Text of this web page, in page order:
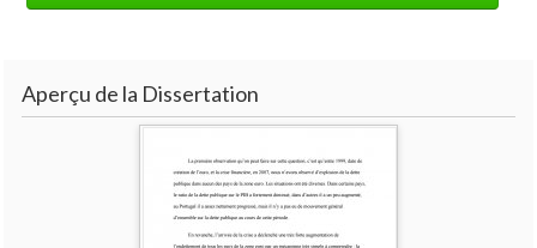
Aperçu de la Dissertation